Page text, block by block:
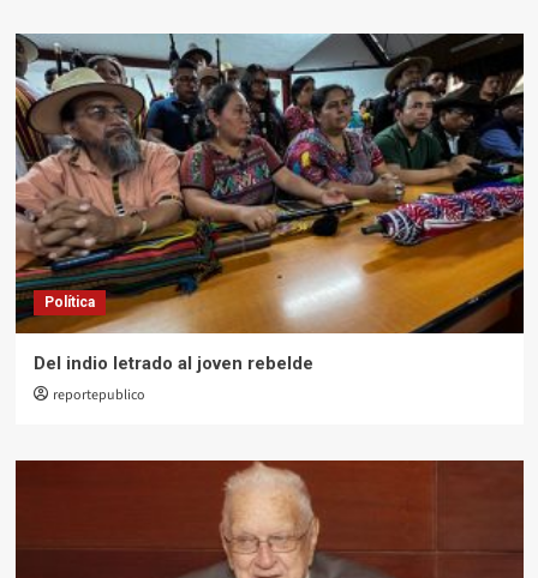
Política
Del indio letrado al joven rebelde
reportepublico